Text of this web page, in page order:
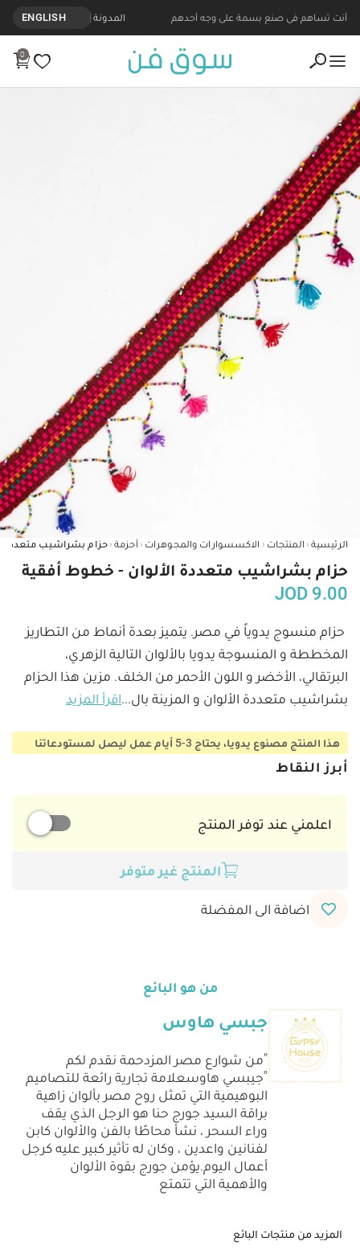
أنت تساهم في صنع بسمة على وجه أحدهم المدونة ENGLISH
0
الرئيسية ‹ المنتجات ‹ الاكسسوارات والمجوهرات ‹ أحزمة ‹
حزام بشراشيب متعددة الألوان - خطوط أفقية
JOD 9.00
حزام منسوج يدوياً في مصر. يتميز بعدة أنماط من التطاريز
المخططة و المنسوجة يدويا بالألوان التالية الزهري،
البرتقالي، الأخضر و اللون الأحمر من الخلف. مزين هذا الحزام
بشراشيب متعددة الألوان و المزينة بال...اقرأ المزيد
هذا المنتج مصنوع يدويا، يحتاج 3-5 أيام عمل ليصل لمستودعاتنا
أبرز النقاط
اعلمني عند توفر المنتج
المنتج غير متوفر
اضافة الى المفضلة
من هو البائع
جبسي هاوس
"من شوارع مصر المزدحمة نقدم لكم
"جيبسي هاوسعلامة تجارية رائعة للتصاميم
البوهيمية التي تمثل روح مصر بألوان زاهية
براقة السيد جورج حنا هو الرجل الذي يقف
وراء السحر ، نشأ محاطًا بالفن والألوان كابن
لفنانين واعدين ، وكان له تأثير كبير عليه كرجل
أعمال اليوم.يؤمن جورج بقوة الألوان
والأهمية التي تتمتع
المزيد من منتجات البائع